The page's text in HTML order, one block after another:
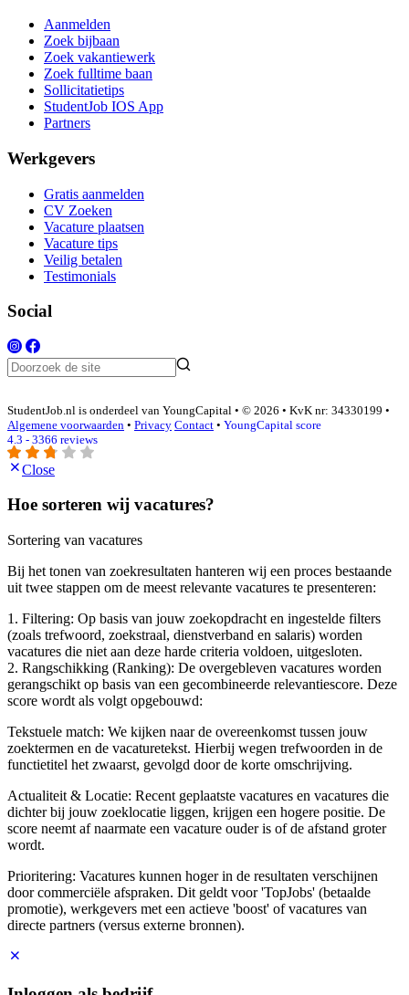
Aanmelden
Zoek bijbaan
Zoek vakantiewerk
Zoek fulltime baan
Sollicitatietips
StudentJob IOS App
Partners
Werkgevers
Gratis aanmelden
CV Zoeken
Vacature plaatsen
Vacature tips
Veilig betalen
Testimonials
Social
StudentJob.nl is onderdeel van YoungCapital • © 2026 • KvK nr: 34330199 •
Algemene voorwaarden • Privacy Contact • YoungCapital score
4.3 - 3366 reviews
Close
Hoe sorteren wij vacatures?
Sortering van vacatures
Bij het tonen van zoekresultaten hanteren wij een proces bestaande
uit twee stappen om de meest relevante vacatures te presenteren:
1. Filtering: Op basis van jouw zoekopdracht en ingestelde filters
(zoals trefwoord, zoekstraal, dienstverband en salaris) worden
vacatures die niet aan deze harde criteria voldoen, uitgesloten.
2. Rangschikking (Ranking): De overgebleven vacatures worden
gerangschikt op basis van een gecombineerde relevantiescore. Deze
score wordt als volgt opgebouwd:
Tekstuele match: We kijken naar de overeenkomst tussen jouw
zoektermen en de vacaturetekst. Hierbij wegen trefwoorden in de
functietitel het zwaarst, gevolgd door de korte omschrijving.
Actualiteit & Locatie: Recent geplaatste vacatures en vacatures die
dichter bij jouw zoeklocatie liggen, krijgen een hogere positie. De
score neemt af naarmate een vacature ouder is of de afstand groter
wordt.
Prioritering: Vacatures kunnen hoger in de resultaten verschijnen
door commerciële afspraken. Dit geldt voor 'TopJobs' (betaalde
promotie), werkgevers met een actieve 'boost' of vacatures van
directe partners (versus externe bronnen).